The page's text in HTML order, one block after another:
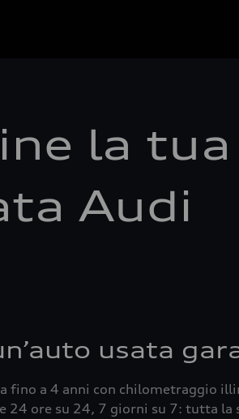
la
Audi
usata
fino a 4 anni con chilometraggio
ore su 24, 7 giorni su 7: tutta la